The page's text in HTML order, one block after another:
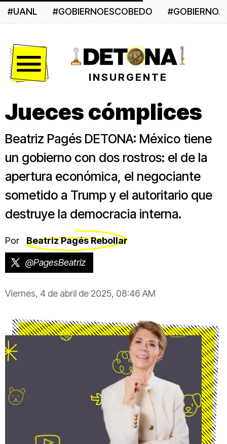
#UANL #GOBIERNOESCOBEDO
INSURGENTE
Jueces cómplices
Beatriz Pagés DETONA: México tiene
un gobierno con dos rostros: el de la
apertura económica, el negociante
sometido a Trump y el autoritario que
destruye la democracia interna.
Por Beatriz Pagés Rebollar
@PagesBeatriz
Viernes, 4 de abril de 2025, 08:46 AM